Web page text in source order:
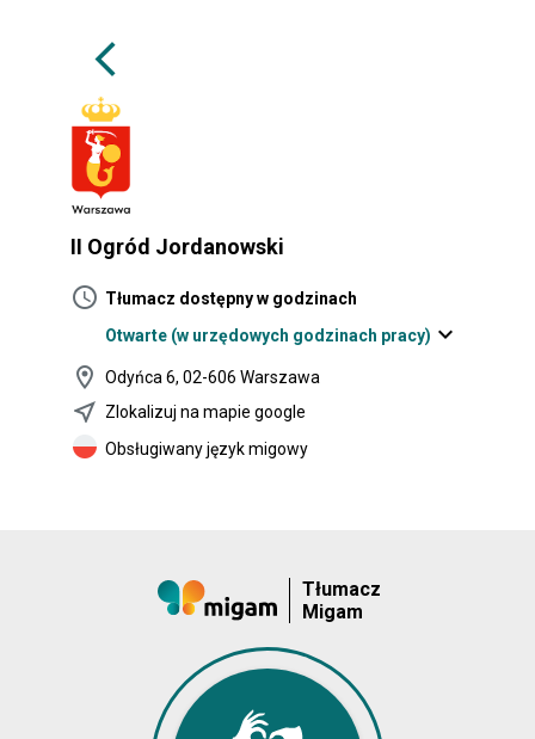
arrow_back_ios
II Ogród Jordanowski
schedule Tłumacz dostępny w godzinach
Otwarte (w urzędowych godzinach pracy) expand_more
location_on
Odyńca 6, 02-606 Warszawa
near_me Zlokalizuj na mapie google
Obsługiwany język migowy
Tłumacz
Migam